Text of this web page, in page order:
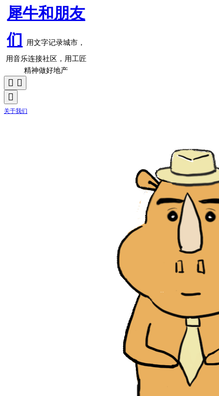
犀牛和朋友
们 用文字记录城市，
用音乐连接社区，用工匠
精神做好地产
关于我们